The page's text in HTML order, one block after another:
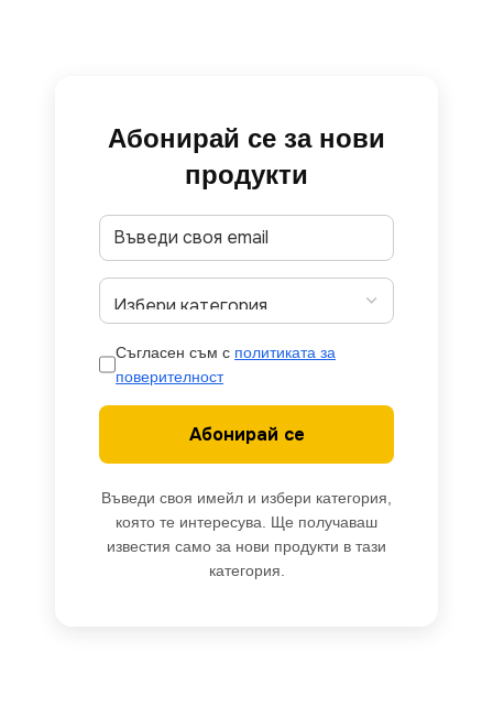
Абонирай се за нови
продукти
Съгласен съм с политиката за
поверителност
Абонирай се
Въведи своя имейл и избери категория,
която те интересува. Ще получаваш
известия само за нови продукти в тази
категория.